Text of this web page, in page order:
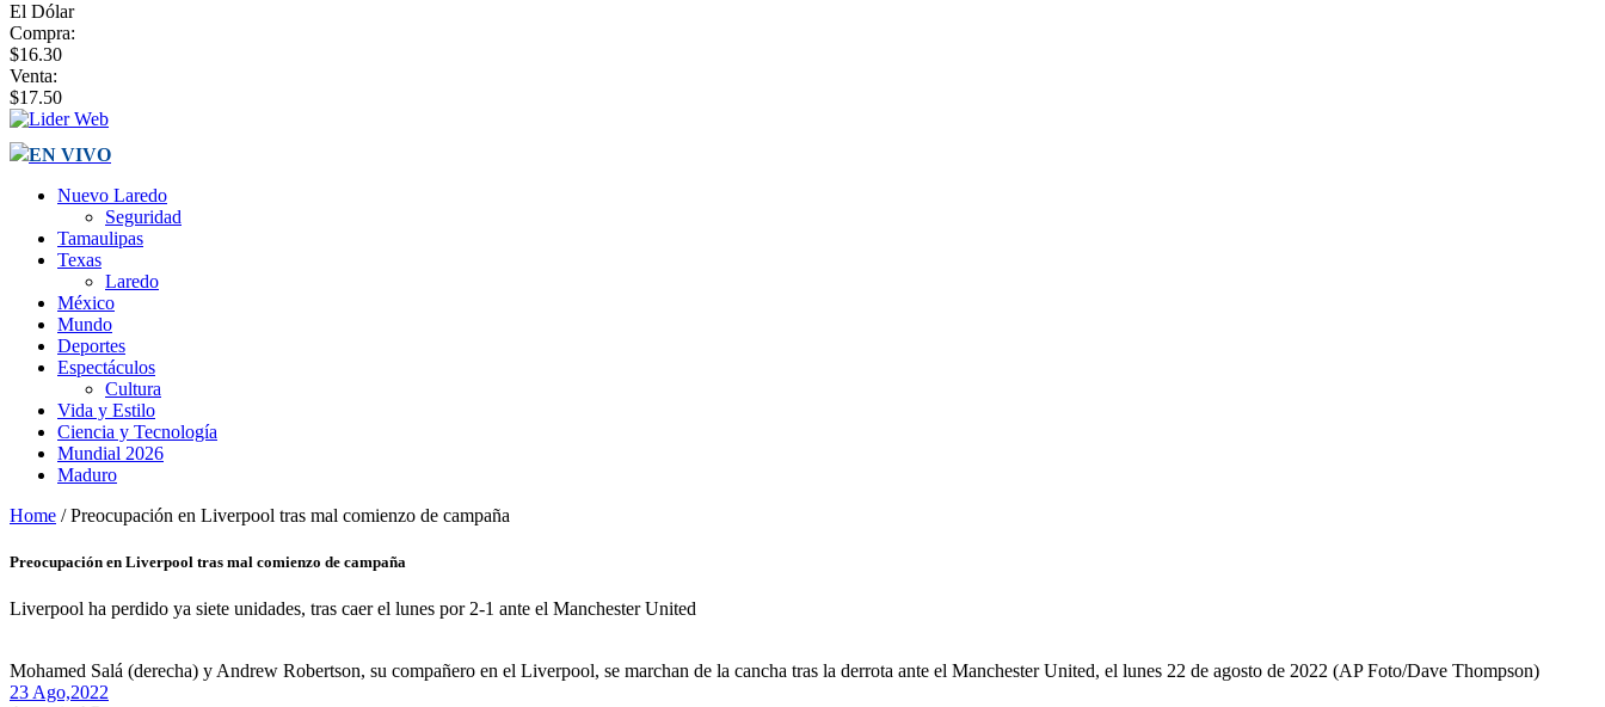
El Dólar
Compra:
$16.30
Venta:
$17.50
EN VIVO
Nuevo Laredo
Seguridad
Tamaulipas
Texas
Laredo
México
Mundo
Deportes
Espectáculos
Cultura
Vida y Estilo
Ciencia y Tecnología
Mundial 2026
Maduro
Home / Preocupación en Liverpool tras mal comienzo de campaña
Preocupación en Liverpool tras mal comienzo de campaña
Liverpool ha perdido ya siete unidades, tras caer el lunes por 2-1 ante el Manchester United
Mohamed Salá (derecha) y Andrew Robertson, su compañero en el Liverpool, se marchan de la cancha tras la derrota ante el Manchester United, el lunes 22 de agosto de 2022 (AP Foto/Dave Thompson)
23 Ago,2022